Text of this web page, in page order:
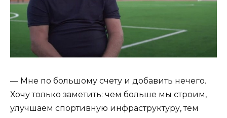
— Мне по большому счету и добавить нечего.
Хочу только заметить: чем больше мы строим,
улучшаем спортивную инфраструктуру, тем